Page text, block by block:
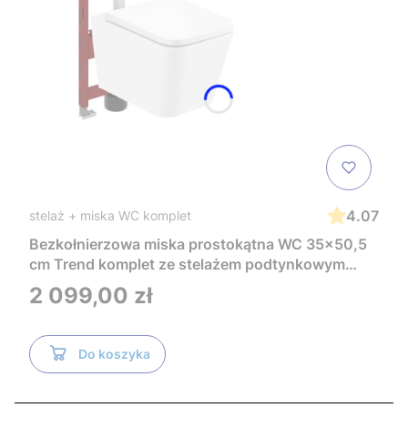
stelaż + miska WC komplet
4.07
Bezkołnierzowa miska prostokątna WC 35x50,5
cm Trend komplet ze stelażem podtynkowym
Tece i czarnym przyciskiem TeceNow
TR2216+Tece
Cena
2 099,00 zł
Do koszyka